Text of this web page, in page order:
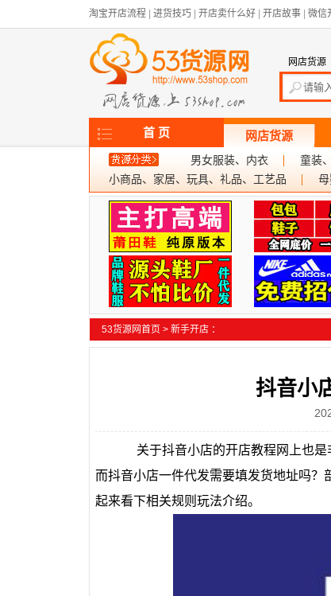
淘宝开店流程 进货技巧 开店卖什么好 开店故事 微信
网店货源
首 页 网店货源
男女服装、内衣 童装
小商品、家居、玩具、礼品、工艺品
53货源网首页 > 新手开店：
抖音小
关于抖音小店的开店教程网上也是非
而抖音小店一件代发需要填发货地址吗
起来看下相关规则玩法介绍。